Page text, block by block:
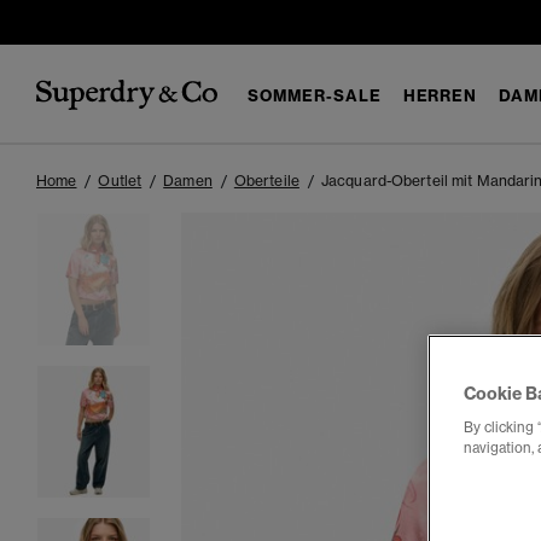
SOMMER-SALE HERREN
Home Outlet Damen Oberteile Jacquard-Oberteil mit
Cookie
By clicking
navigation,